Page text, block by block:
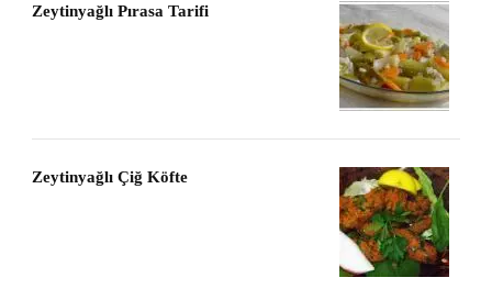
Zeytinyağlı Pırasa Tarifi
Zeytinyağlı Çiğ Köfte